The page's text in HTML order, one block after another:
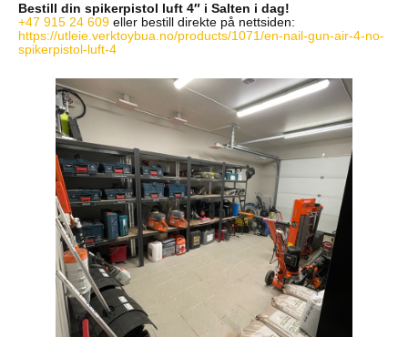
Bestill din spikerpistol luft 4″ i Salten i dag!
+47 915 24 609 eller bestill direkte på nettsiden:
https://utleie.verktoybua.no/products/1071/en-nail-gun-air-4-no-
spikerpistol-luft-4